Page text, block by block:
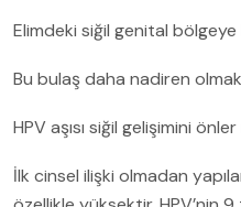
Elimdeki siğil genital
Bu bulaş daha nadiren
HPV aşısı siğil gelişimini
İlk cinsel ilişki olmadan